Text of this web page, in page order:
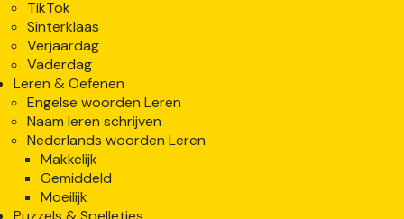
TikTok
Sinterklaas
Verjaardag
Vaderdag
Leren & Oefenen
Engelse woorden Leren
Naam leren schrijven
Nederlands woorden Leren
Makkelijk
Gemiddeld
Moeilijk